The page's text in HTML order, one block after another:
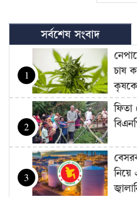
সর্বশেষ সংবাদ
1
চাষ
2
3
নিয়ে